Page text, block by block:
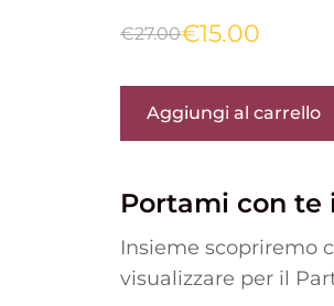
€27.00€15.00
Aggiungi al carrello
Portami con te
Insieme scopriremo
visualizzare per il